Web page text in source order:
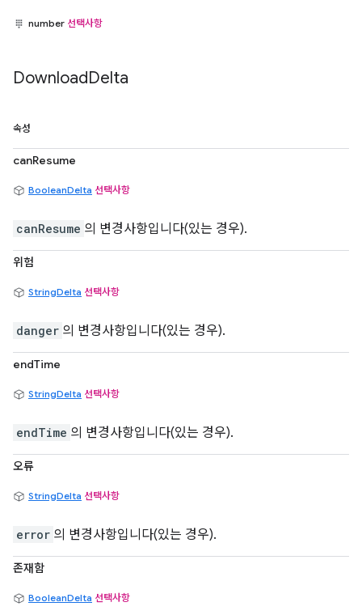
number 선택사항
DownloadDelta
속성
canResume
BooleanDelta 선택사항
canResume 의 변경사항입니다(있는 경우).
위험
StringDelta 선택사항
danger 의 변경사항입니다(있는 경우).
endTime
StringDelta 선택사항
endTime 의 변경사항입니다(있는 경우).
오류
StringDelta 선택사항
error 의 변경사항입니다(있는 경우).
존재함
BooleanDelta 선택사항